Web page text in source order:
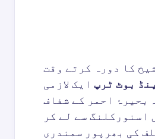
کا دورہ کرتے وقت
بوٹ ٹرپ ایک لازمی
بحیرۂ احمر کے شفاف
اسنورکلنگ سے لے کر
کی بھرپور سمندری